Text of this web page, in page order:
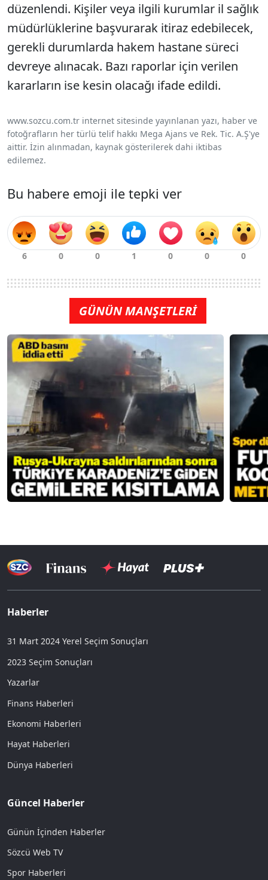
düzenlendi. Kişiler veya ilgili kurumlar il sağlık
müdürlüklerine başvurarak itiraz edebilecek,
gerekli durumlarda hakem hastane süreci
devreye alınacak. Bazı raporlar için verilen
kararların ise kesin olacağı ifade edildi.
www.sozcu.com.tr internet sitesinde yayınlanan yazı, haber ve
fotoğrafların her türlü telif hakkı Mega Ajans ve Rek. Tic. A.Ş'ye
aittir. İzin alınmadan, kaynak gösterilerek dahi iktibas
edilemez.
Bu habere emoji ile tepki ver
GÜNÜN MANŞETLERİ
Haberler
31 Mart 2024 Yerel Seçim Sonuçları
2023 Seçim Sonuçları
Yazarlar
Finans Haberleri
Ekonomi Haberleri
Hayat Haberleri
Dünya Haberleri
Güncel Haberler
Günün İçinden Haberler
Sözcü Web TV
Spor Haberleri